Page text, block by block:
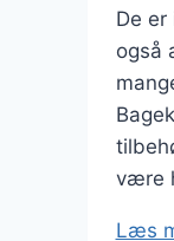
De er
også
være
Læs